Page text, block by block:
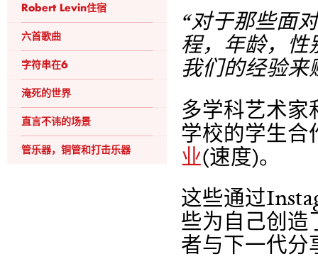
Robert Levin住宿
六首歌曲
字符串在6
淹死的世界
直言不讳的场景
管乐器，铜管和打击乐器
“对于那些面
程，年龄，性
我们的经验来
多学科艺术家
学校的学生合
业(速度)。
这些通过
些为自己创造
者与下一代分